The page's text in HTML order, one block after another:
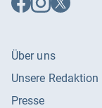
Facebook
Instagram
X
Über uns
Unsere Redaktion
Presse